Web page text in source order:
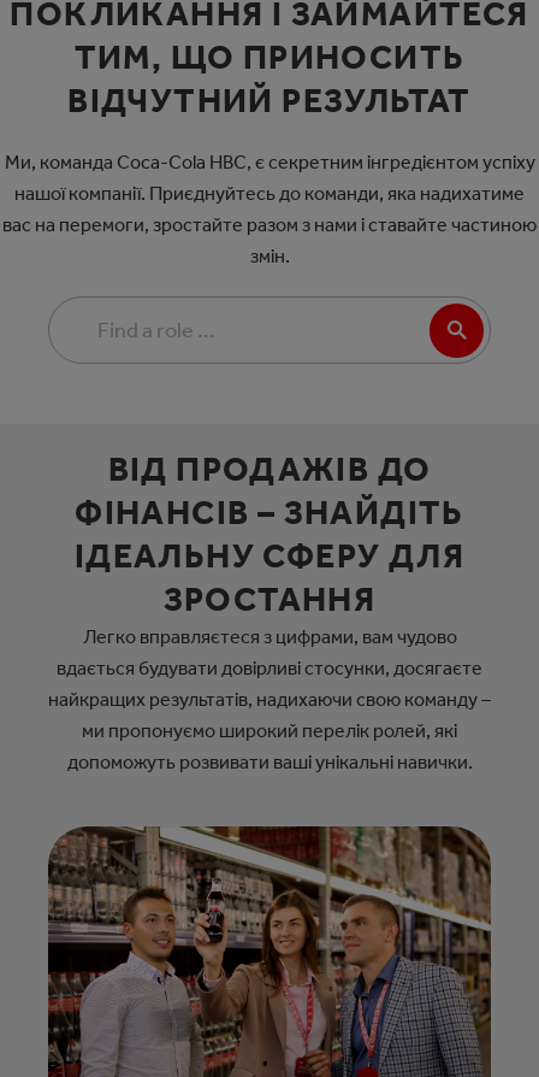
ПОКЛИКАННЯ І ЗАЙМАЙТЕСЯ
ТИМ, ЩО ПРИНОСИТЬ
ВІДЧУТНИЙ РЕЗУЛЬТАТ
Ми, команда Coca-Cola HBC, є секретним інгредієнтом успіху
нашої компанії. Приєднуйтесь до команди, яка надихатиме
вас на перемоги, зростайте разом з нами і ставайте частиною
змін.
ВІД ПРОДАЖІВ ДО
ФІНАНСІВ – ЗНАЙДІТЬ
ІДЕАЛЬНУ СФЕРУ ДЛЯ
ЗРОСТАННЯ
Легко вправляєтеся з цифрами, вам чудово
вдається будувати довірливі стосунки, досягаєте
найкращих результатів, надихаючи свою команду –
ми пропонуємо широкий перелік ролей, які
допоможуть розвивати ваші унікальні навички.